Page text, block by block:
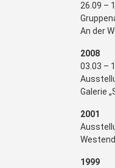
26.09 –
An der
2008
03.03 –
Galerie
2001
1999